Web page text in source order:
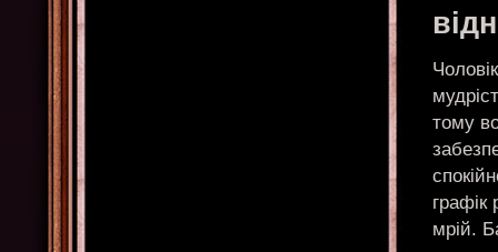
тому
мрій.